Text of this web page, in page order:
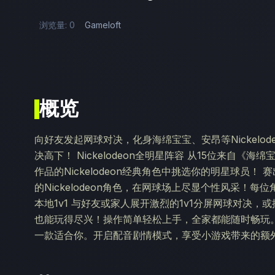
浏览量: 0 Gameloft
概览
向好友发起网球对决，化身海绵宝宝、安昂等
决高下！ Nickelodeon全明星阵容 从15位来自《海绵
作品的Nickelodeon经典角色中挑选你的明星球员！
的Nickelodeon角色，在网球场上尽显个性风采！每
本地1v1 与好友或家人展开激烈的1v1分屏网球对决，
也能玩得尽兴！操作简单轻松上手，全家都能随时畅
一款适合你。开启配音剧情模式，享受小游戏带来的